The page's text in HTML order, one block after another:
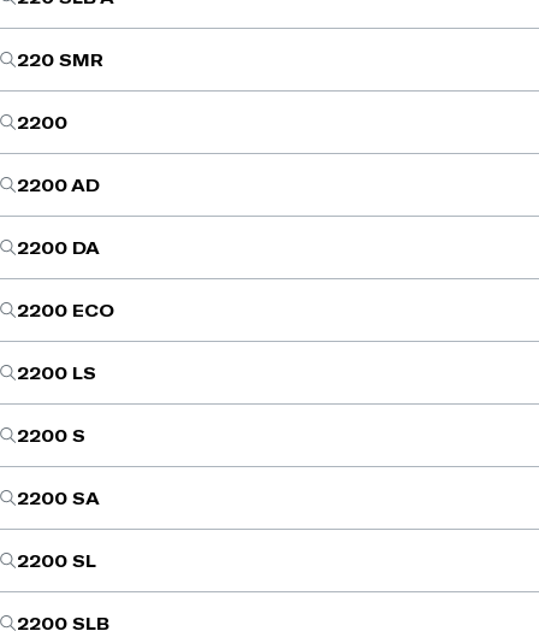
220 SMR
2200
2200 AD
2200 DA
2200 ECO
2200 LS
2200 S
2200 SA
2200 SL
2200 SLB